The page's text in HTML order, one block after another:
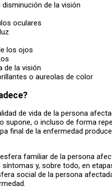
de la visión
oculares
los ojos
de la visión
o aureolas de color
de vida de la persona
supone, o incluso de forma
final de la enfermedad
familiar de la persona
y, sobre todo, en
social de la persona